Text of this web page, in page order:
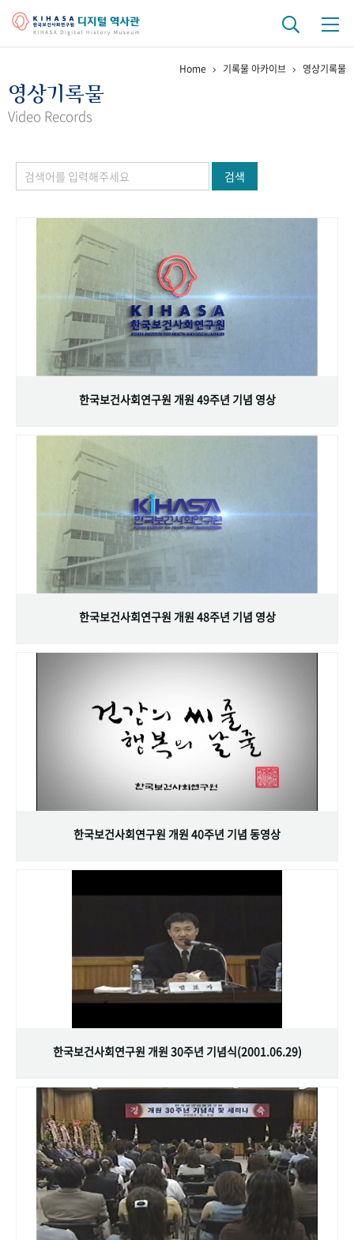
걸어온 길 기관 변천사
정책과 연구 키워드로 보는 연구 역사
연구자들
기록물 아카이브
사진 아카이브 문서 기록물 행정박물 영상 기록물
주년 기념
성과 50선 숫자로 보는 50년
VR 역사관
Home 기록물 아카이브 영상기록물
영상기록물
Video Records
검색
한국보건사회연구원 개원 49주년 기념 영상
한국보건사회연구원 개원 48주년 기념 영상
한국보건사회연구원 개원 40주년 기념 동영상
한국보건사회연구원 개원 30주년 기념식(2001.06.29)